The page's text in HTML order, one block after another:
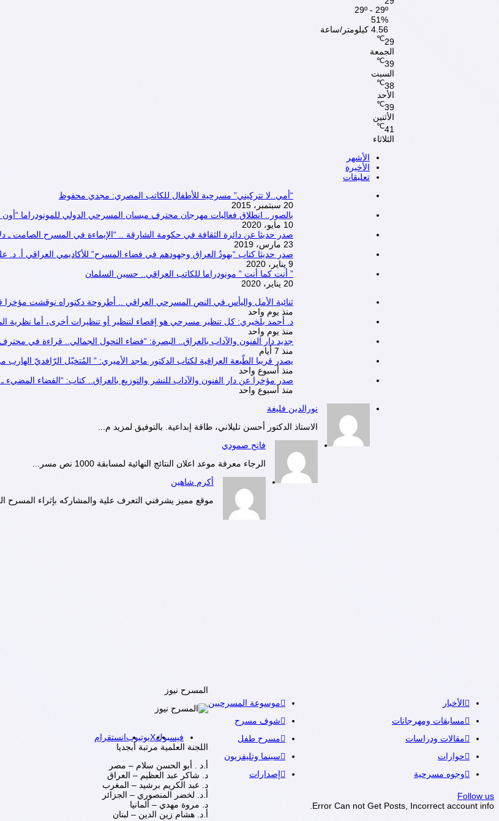
29º - 29º
51%
4.56 كيلومتر/ساعة
29
℃
الجمعة
39
℃
السبت
38
℃
الأحد
39
℃
الأثنين
41
℃
الثلاثاء
الأشهر
الأخيرة
تعليقات
“أمي..لا تتركيني” مسرحية للأطفال للكاتب المصري: مجدي محفوظ
20 سبتمبر، 2015
بالصور.. انطلاق فعاليات مهرجان محترف ميسان المسرحي الدولي للمونودراما “أون لاين” 2020 من
10 مايو، 2020
صدر حديثا عن دائرة الثقافة في حكومة الشارقة .. “الإيماءة في المسرح الصامت ـ
23 مارس، 2019
صدر حديثا كتاب “يهودُ العراق وجهودهم في فضاء المسرح” للأكاديمي العراقي أ.
9 يناير، 2020
” أنت كما أنت ” مونودراما للكاتب العراقي.. حسين السلمان
20 يناير، 2020
ثنائية الأمل واليأس في النص المسرحي العراقي .. أطروحة دكتوراه نوقشت مؤخرا
منذ يوم واحد
د. أحمد بلخيري: كل تنظير مسرحي هو إقصاء لتنظير أو تنظيرات أخرى، أما نظرية
منذ يوم واحد
جديد دار الفنون والآداب بالعراق.. البصرة: “فضاء التحول الجمالي.. قراءة في
منذ 7 أيام
يصدر قريبا الطّبعة العراقية لكتاب الدكتور ماجد الأميري: ” المُتخيّل الرّافديّ
منذ أسبوع واحد
صدر مؤخرا عن دار الفنون والآداب للنشر والتوزيع بالعراق.. كتاب: “الفضاء
منذ أسبوع واحد
نورالدين فليغة
الاستاذ الدكتور أحسن تليلاني، طاقة إبداعية. بالتوفيق لمزيد م...
فاتح صمودي
الرجاء معرفة موعد اعلان النتائج النهائية لمسابقة 1000 نص مسر...
أكرم شاهين
موقع مميز يشرفني التعرف علية والمشاركه بإثراء المسرح
الأخبار
مسابقات ومهرجانات
مقالات ودراسات
حوارات
وجوه مسرحية
Follow us
Error Can not Get Posts, Incorrect account info.
موسوعة المسرحيين
شوف مسرح
مسرح طفل
سينما وتليفزيون
إصدارات
المسرح نيوز
فيسبوكXيوتيوبانستقرام
اللجنة العلمية مرتبة أبجديا
أ.د . أبو الحسن سلام – مصر
د. شاكر عبد العظيم – العراق
د. عبد الكريم برشيد – المغرب
أ.د. لخضر المنصوري – الجزائر
د. مروة مهدي – ألمانيا
أ.د. هشام زين الدين – لبنان